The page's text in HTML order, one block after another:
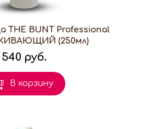
THE BUNT Professional
(250мл)
540 руб.
В корзину